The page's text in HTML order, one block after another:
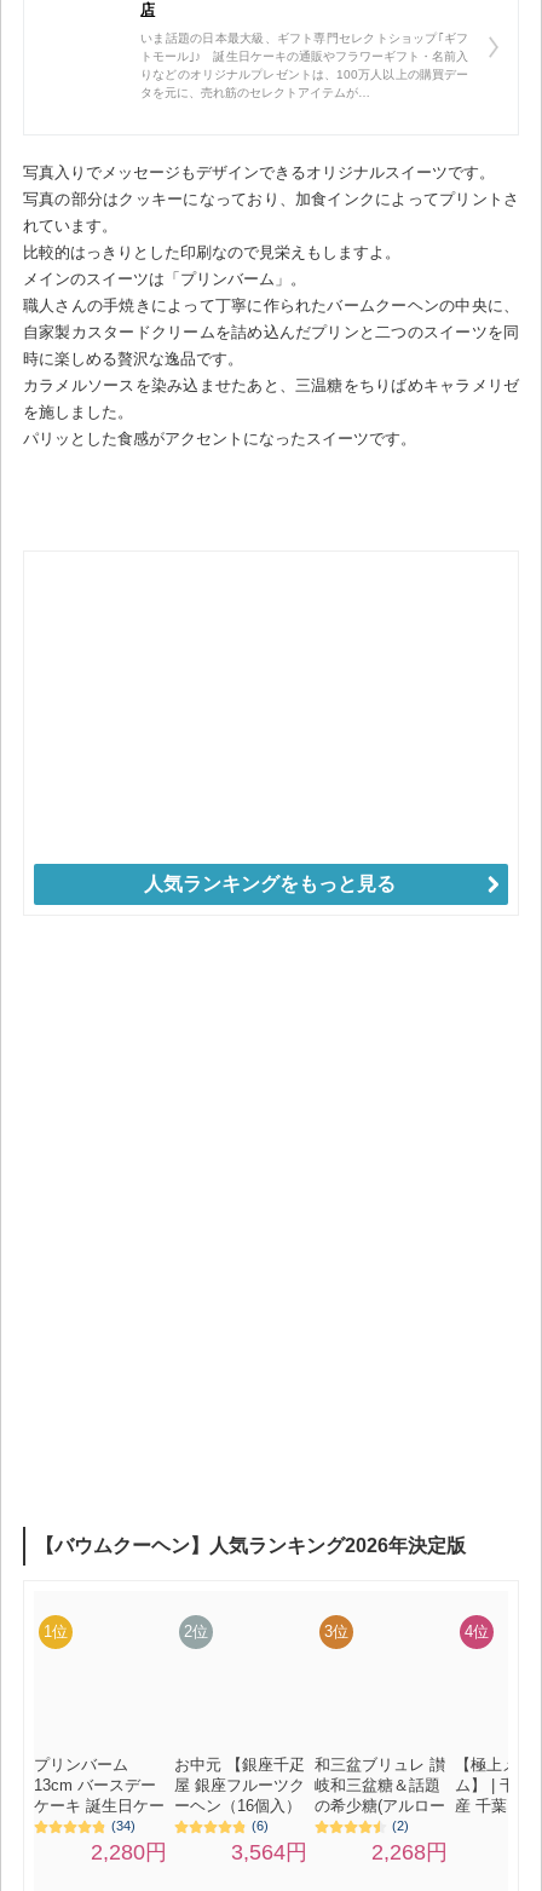
店
いま話題の日本最大級、ギフト専門セレクトショップ｢ギフ
トモール｣♪ 誕生日ケーキの通販やフラワーギフト・名前入
りなどのオリジナルプレゼントは、100万人以上の購買デー
タを元に、売れ筋のセレクトアイテムが…
写真入りでメッセージもデザインできるオリジナルスイーツです。
写真の部分はクッキーになっており、加食インクによってプリントさ
れています。
比較的はっきりとした印刷なので見栄えもしますよ。
メインのスイーツは「プリンバーム」。
職人さんの手焼きによって丁寧に作られたバームクーヘンの中央に、
自家製カスタードクリームを詰め込んだプリンと二つのスイーツを同
時に楽しめる贅沢な逸品です。
カラメルソースを染み込ませたあと、三温糖をちりばめキャラメリゼ
を施しました。
パリッとした食感がアクセントになったスイーツです。
人気ランキングをもっと見る